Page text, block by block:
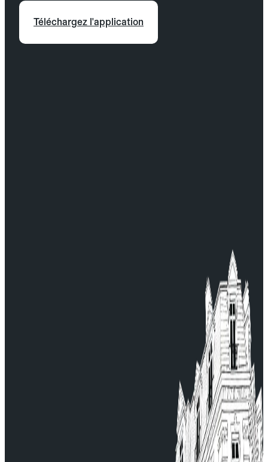
Téléchargez l'application